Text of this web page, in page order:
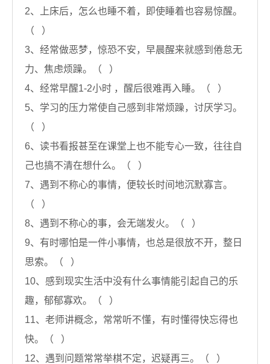
2、上床后，怎么也睡不着，即使睡着也容易惊醒。
（ ）
3、经常做恶梦，惊恐不安，早晨醒来就感到倦怠无
力、焦虑烦躁。（ ）
4、经常早醒1-2小时 ，醒后很难再入睡。（ ）
5、学习的压力常使自己感到非常烦躁，讨厌学习。
（ ）
6、读书看报甚至在课堂上也不能专心一致，往往自
己也搞不清在想什么。（ ）
7、遇到不称心的事情，便较长时间地沉默寡言。
（ ）
8、遇到不称心的事，会无端发火。（ ）
9、有时哪怕是一件小事情，也总是很放不开，整日
思索。（ ）
10、感到现实生活中没有什么事情能引起自己的乐
趣，郁郁寡欢。（ ）
11、老师讲概念，常常听不懂，有时懂得快忘得也
快。（ ）
12、遇到问题常常举棋不定，迟疑再三。（ ）